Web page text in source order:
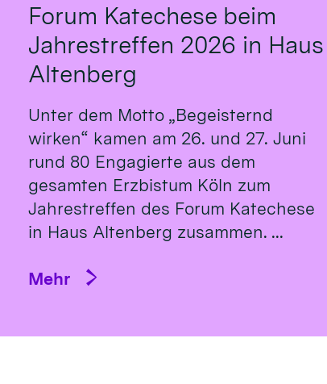
Forum Katechese beim
Jahrestreffen 2026 in Haus
Altenberg
Unter dem Motto „Begeisternd
wirken“ kamen am 26. und 27. Juni
rund 80 Engagierte aus dem
gesamten Erzbistum Köln zum
Jahrestreffen des Forum Katechese
in Haus Altenberg zusammen. ...
Mehr